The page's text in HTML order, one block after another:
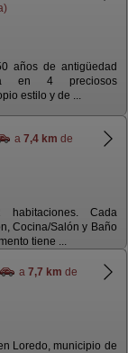
años de antigüedad
en 4 preciosos
estilo y de ...
a 7,4 km de
Cada
Cocina/Salón y Baño
tiene ...
a 7,7 km de
Loredo, municipio de